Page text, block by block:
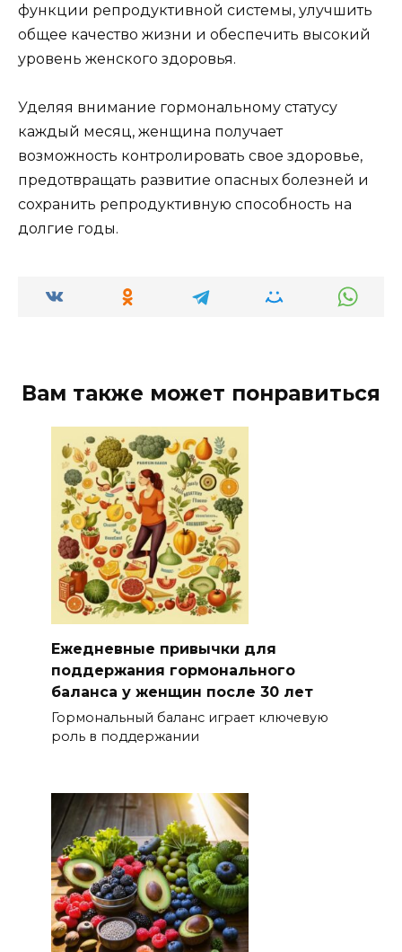
функции репродуктивной системы, улучшить
общее качество жизни и обеспечить высокий
уровень женского здоровья.
Уделяя внимание гормональному статусу
каждый месяц, женщина получает
возможность контролировать свое здоровье,
предотвращать развитие опасных болезней и
сохранить репродуктивную способность на
долгие годы.
Вам также может понравиться
Ежедневные привычки для
поддержания гормонального
баланса у женщин после 30 лет
Гормональный баланс играет ключевую
роль в поддержании